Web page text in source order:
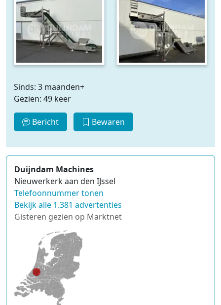
Sinds: 3 maanden+
Gezien: 49 keer
Bericht Bewaren
Duijndam Machines
Nieuwerkerk aan den IJssel
Telefoonnummer tonen
Bekijk alle 1.381 advertenties
Gisteren gezien op Marktnet